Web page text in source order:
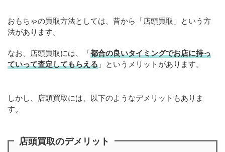
おもちゃの買取方法としては、昔から「店頭買取」という方
法があります。
なお、店頭買取には、「都合の良いタイミングでお店に持っ
ていって査定してもらえる 」というメリットがあります。
しかし、店頭買取には、以下のようなデメリットもありま
す。
店頭買取のデメリット